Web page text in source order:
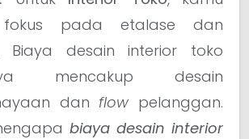
pada etalase dan
Biaya desain interior toko
mencakup desain
dan flow pelanggan.
biaya desain interior